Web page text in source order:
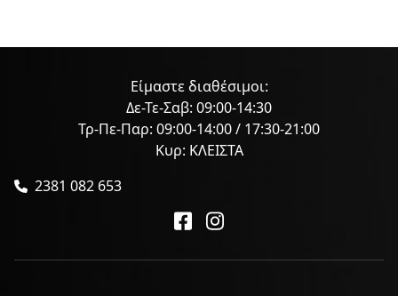
Είμαστε διαθέσιμοι:
Δε-Τε-Σαβ: 09:00-14:30
Τρ-Πε-Παρ: 09:00-14:00 / 17:30-21:00
Κυρ: ΚΛΕΙΣΤΑ
2381 082 653